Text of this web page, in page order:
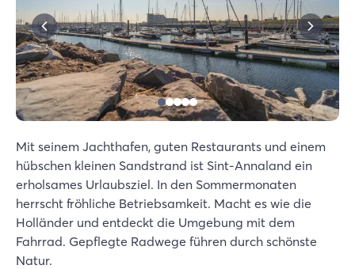
Mit seinem Jachthafen, guten Restaurants und einem
hübschen kleinen Sandstrand ist Sint-Annaland ein
erholsames Urlaubsziel. In den Sommermonaten
herrscht fröhliche Betriebsamkeit. Macht es wie die
Holländer und entdeckt die Umgebung mit dem
Fahrrad. Gepflegte Radwege führen durch schönste
Natur.